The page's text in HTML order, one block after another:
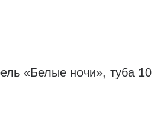
«Белые ночи», туба 10